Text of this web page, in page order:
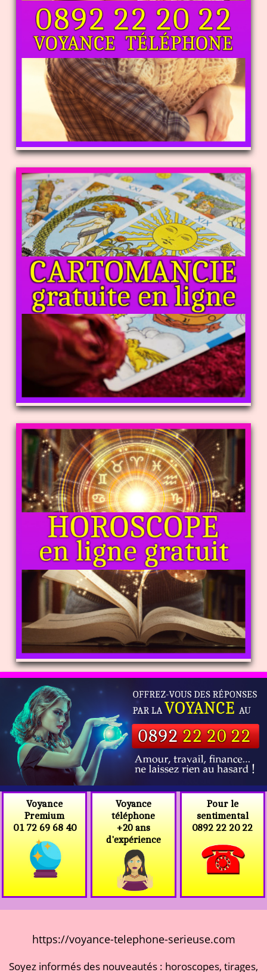
Voyance
Premium
01 72 69 68 40
Voyance
téléphone
+20 ans
d'expérience
Pour le
sentimental
0892 22 20 22
https://voyance-telephone-serieuse.com
Soyez informés des nouveautés : horoscopes, tirages,